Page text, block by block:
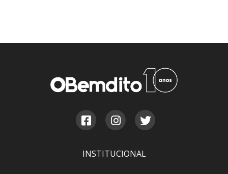
INSTITUCIONAL